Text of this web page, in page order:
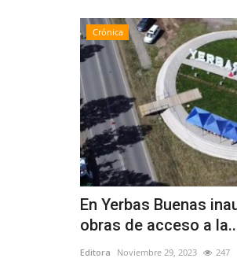
Crónica
En Yerbas Buenas
obras de acceso a
Editora Noviembre 29, 2023 247